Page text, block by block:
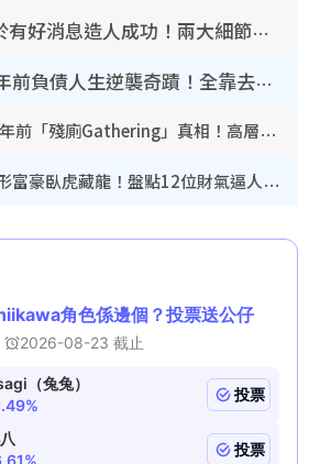
湯洛雯傳終於有好消息造人成功！兩大細節曝孕味極濃惹猜測：大肚婆先會咁！
五索親揭10年前負債人生逆襲奇蹟！全靠去一地方轉運後即遇上馬先生
林芊妤親解12年前「殘廁Gathering」真相！高層解約一句話重創尊嚴至今拒返TVB
《愛回家》隱形富豪臥虎藏龍！盤點12位財氣逼人的有錢藝人：呢位靚女3億身家唔憂做